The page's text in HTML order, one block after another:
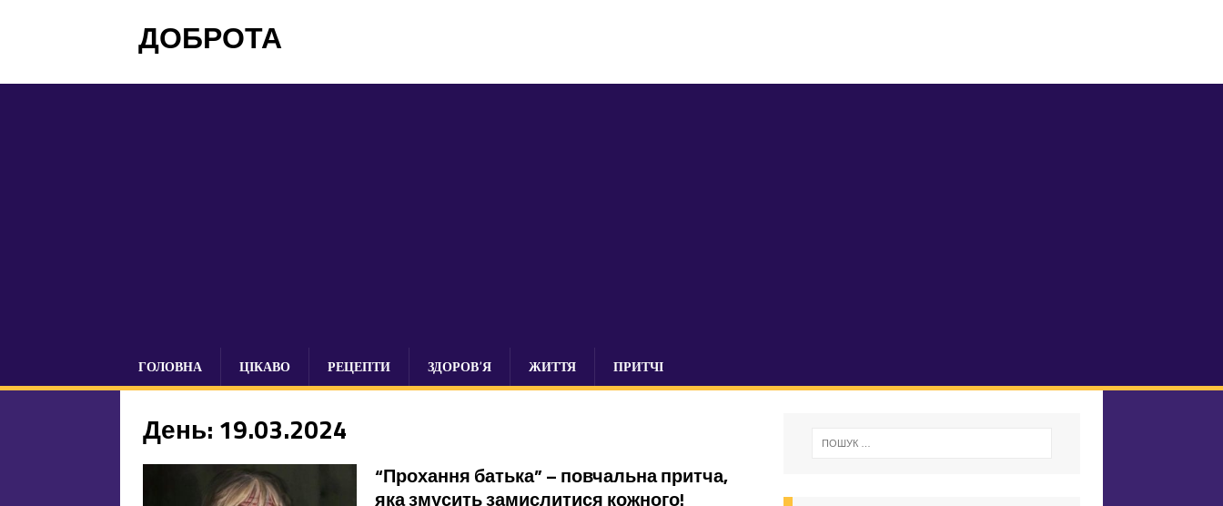
ДОБРОТА
ГОЛОВНА ЦІКАВО РЕЦЕПТИ ЗДОРОВ’Я ЖИТТЯ ПРИТЧІ
День: 19.03.2024
“Прохання батька” – повчальна притча,
яка змусить замислитися кожного!